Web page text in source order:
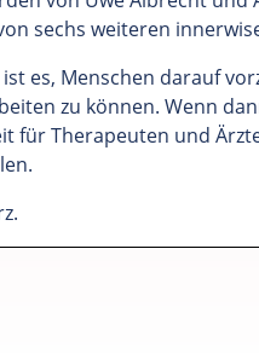
sechs weiteren
es, Menschen darauf
zu können. Wenn
für Therapeuten und